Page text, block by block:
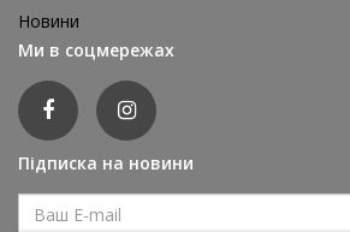
Новини
Ми в соцмережах
Підписка на новини